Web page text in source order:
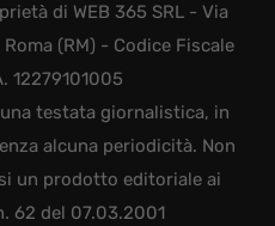
di WEB 365 SRL - Via
(RM) - Codice Fiscale
12279101005
testata giornalistica, in
alcuna periodicità. Non
un prodotto editoriale ai
62 del 07.03.2001